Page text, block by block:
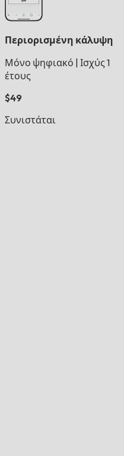
Περιορισμένη κάλυψη
Μόνο ψηφιακό Ισχύς 1
έτους
$49
Συνιστάται